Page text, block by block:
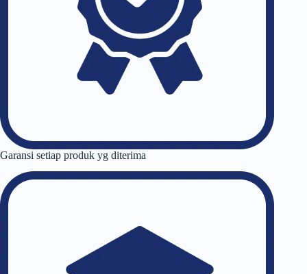
Garansi setiap produk yg diterima